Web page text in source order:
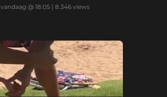
vandaag @ 18:05 |8.346 views